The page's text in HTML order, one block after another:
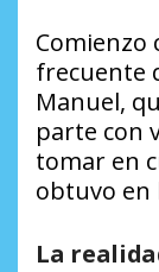
Comienzo
frecuente
Manuel,
parte con
tomar en
obtuvo en
La